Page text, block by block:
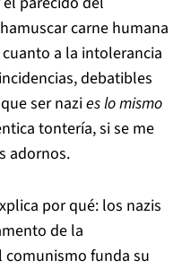
carne humana
a la intolerancia
debatibles
ser nazies lo mismo
tontería, si se me
adornos.
por qué: los nazis
de la
funda su